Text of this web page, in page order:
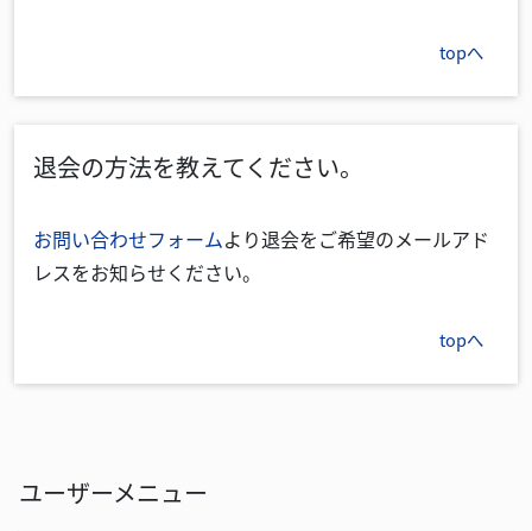
topへ
退会の方法を教えてください。
お問い合わせフォームより退会をご希望のメールアド
レスをお知らせください。
topへ
ユーザーメニュー